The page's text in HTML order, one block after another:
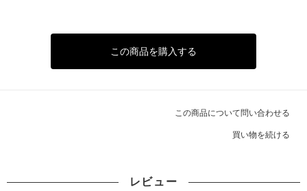
この商品を購入する
この商品について問い合わせる
買い物を続ける
レビュー